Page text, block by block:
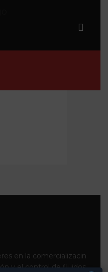
en la comercializacin
y el control de fluidos